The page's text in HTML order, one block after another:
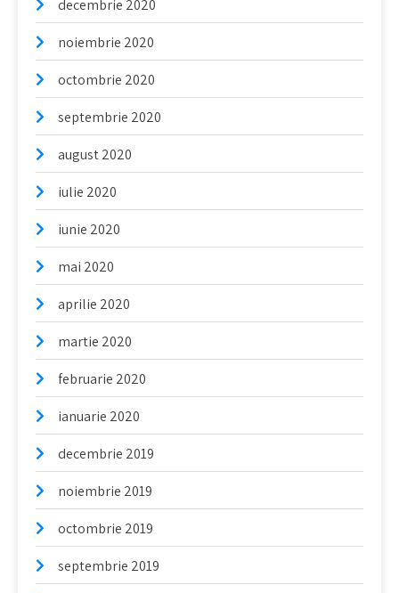
decembrie 2020
noiembrie 2020
octombrie 2020
septembrie 2020
august 2020
iulie 2020
iunie 2020
mai 2020
aprilie 2020
martie 2020
februarie 2020
ianuarie 2020
decembrie 2019
noiembrie 2019
octombrie 2019
septembrie 2019